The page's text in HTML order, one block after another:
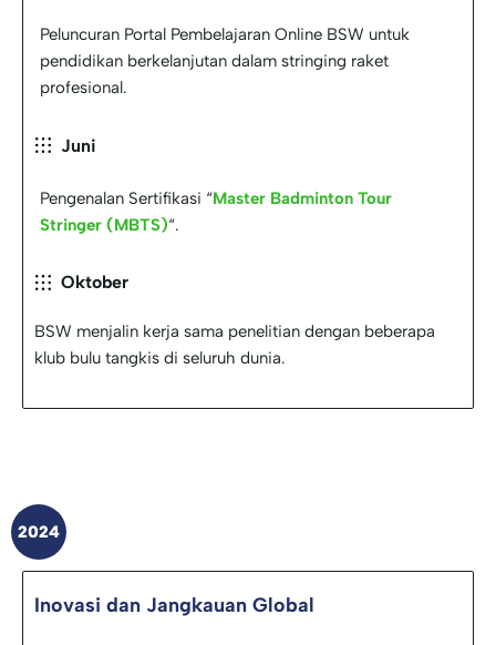
Peluncuran Portal Pembelajaran Online BSW untuk
pendidikan berkelanjutan dalam stringing raket
profesional.
Juni
Pengenalan Sertifikasi “Master Badminton Tour
Stringer (MBTS)“.
Oktober
BSW menjalin kerja sama penelitian dengan beberapa
klub bulu tangkis di seluruh dunia.
2024
Inovasi dan Jangkauan Global